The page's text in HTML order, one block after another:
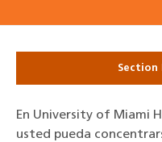
Section
En University of Miami
usted pueda